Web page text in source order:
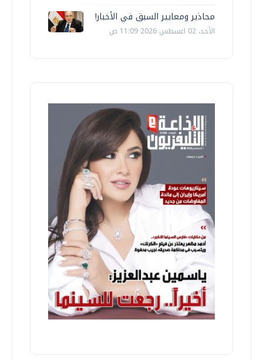
محاذير ومعايير السبق في الأخبار!
الأحد، 02 اغسطس 2026 11:09 ص